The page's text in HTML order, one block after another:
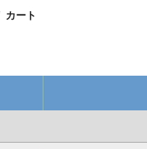
カート